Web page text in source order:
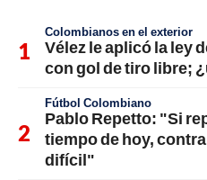
Colombianos en el exterior
Vélez le aplicó la ley
con gol de tiro libre;
Fútbol Colombiano
Pablo Repetto: "Si
tiempo de hoy,
difícil"